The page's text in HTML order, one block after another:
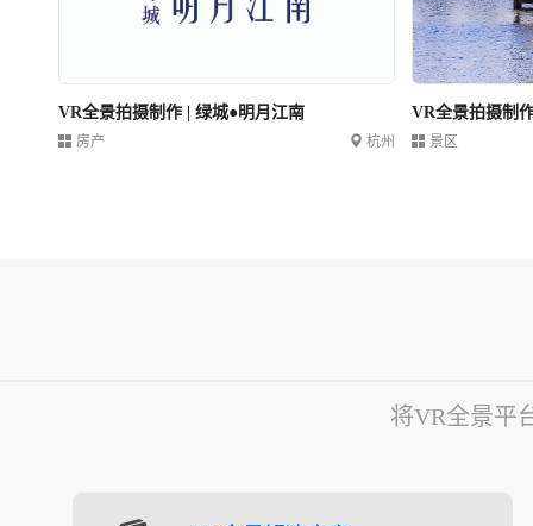
VR全景拍摄制作 | 绿城●明月江南
房产 杭州
VR全景拍摄制
景区
将VR全景平